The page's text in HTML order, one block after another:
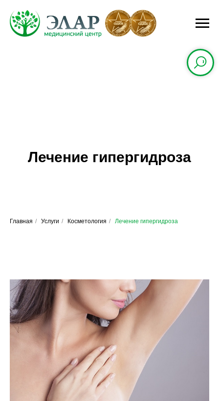
Лечение гипергидроза
Главная / Услуги / Косметология / Лечение гипергидроза